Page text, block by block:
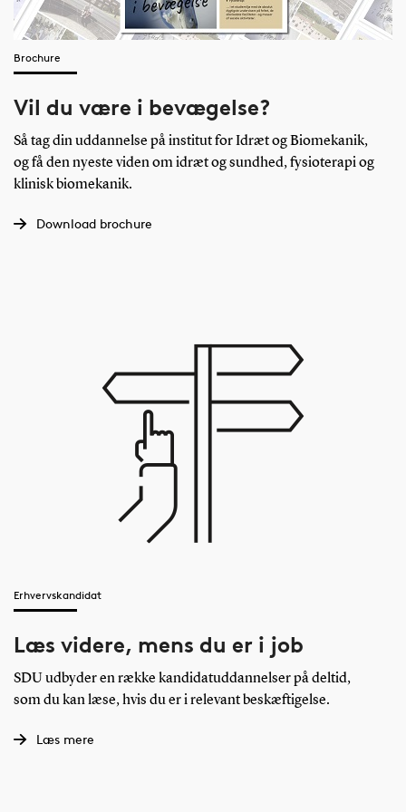
indenfor det offentlige og private
arbejdsmarked. Som f.eks.:
- Eliteforbund
- Idrætsefterskoler og idrætshøjskoler
- Interesse- og idrætsorganisationer
Brochure
Vil du være i bevægelse?
Så tag din uddannelse på institut for Idræt og Biomekanik,
og få den nyeste viden om idræt og sundhed, fysioterapi og
klinisk biomekanik.
Download brochure
Erhvervskandidat
Læs videre, mens du er i job
SDU udbyder en række kandidatuddannelser på deltid,
som du kan læse, hvis du er i relevant beskæftigelse.
Læs mere